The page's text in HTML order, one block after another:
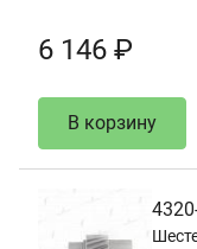
6 146 ₽
В корзину